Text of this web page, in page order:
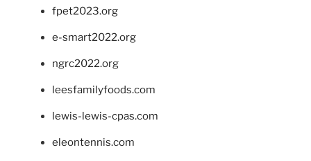
fpet2023.org
e-smart2022.org
ngrc2022.org
leesfamilyfoods.com
lewis-lewis-cpas.com
eleontennis.com